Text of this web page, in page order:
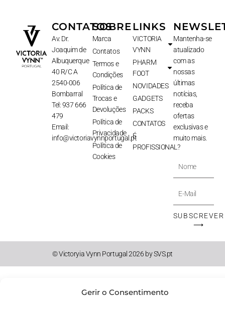
Gerir o Consentimento
CONTATOS
Av. Dr.
Joaquim de
Albuquerque
40 R/C A
2540-006
Bombarral
Tel: 937 666
479
Email:
info@victoriavynnportugal.pt
SOBRE
Marca
Contatos
Termos e
Condições
Política de
Trocas e
Devoluções
Política de
Privacidade
Política de
Cookies
LINKS
VICTORIA
VYNN
PHARM
FOOT
NOVIDADES
GADGETS
PACKS
CONTATOS
É
PROFISSIONAL?
Mantenha-se
atualizado
com as
nossas
últimas
notícias,
receba
ofertas
exclusivas e
muito mais.
Nome
E-
Mail
SUBSCREVER
⟶
© Victoryia Vynn Portugal 2026 by SVS.pt